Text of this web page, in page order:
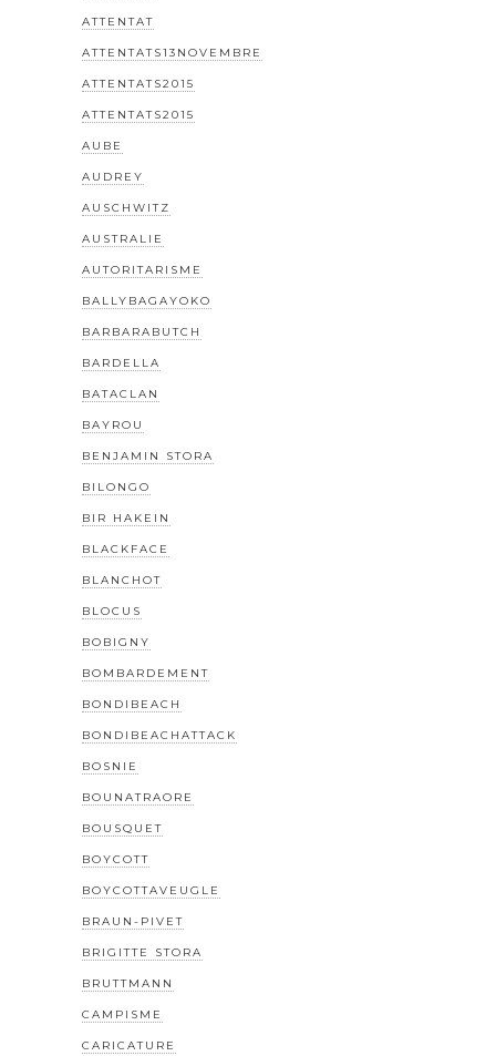
ATTENTAT
ATTENTATS13NOVEMBRE
ATTENTATS2015
ATTENTATS2015
AUBE
AUDREY
AUSCHWITZ
AUSTRALIE
AUTORITARISME
BALLYBAGAYOKO
BARBARABUTCH
BARDELLA
BATACLAN
BAYROU
BENJAMIN STORA
BILONGO
BIR HAKEIN
BLACKFACE
BLANCHOT
BLOCUS
BOBIGNY
BOMBARDEMENT
BONDIBEACH
BONDIBEACHATTACK
BOSNIE
BOUNATRAORE
BOUSQUET
BOYCOTT
BOYCOTTAVEUGLE
BRAUN-PIVET
BRIGITTE STORA
BRUTTMANN
CAMPISME
CARICATURE